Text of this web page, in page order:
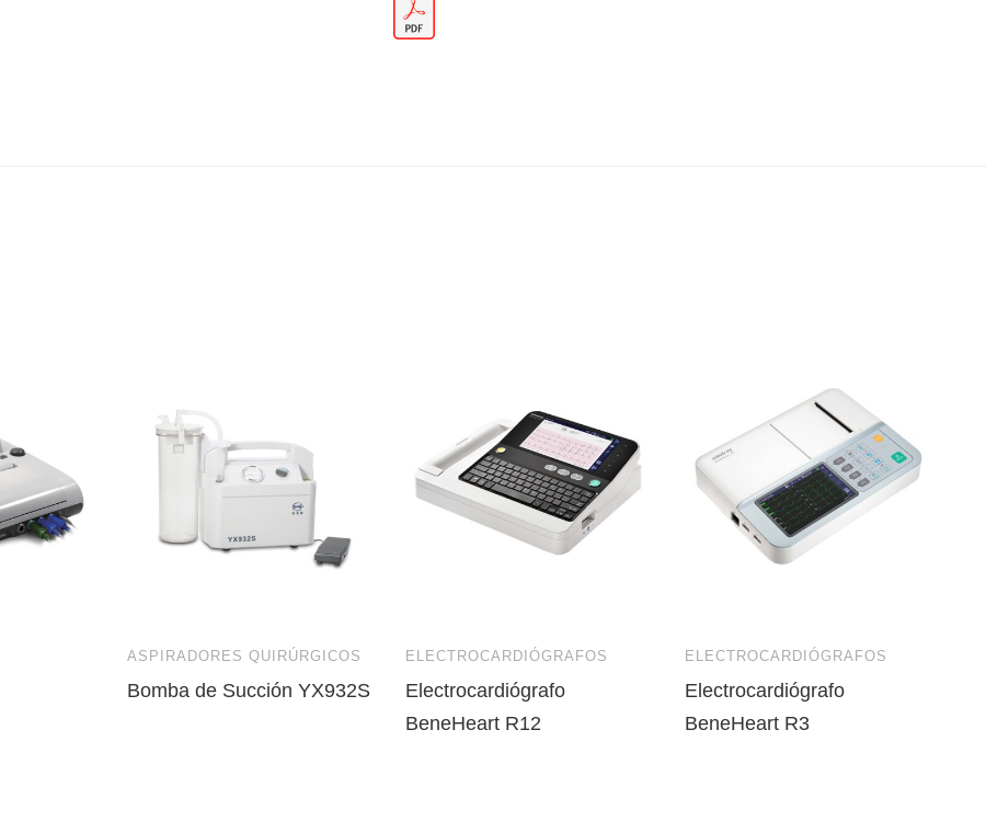
ASPIRADORES QUIRÚRGICOS
Bomba de Succión YX932S
ELECTROCARDIÓGRAFOS
Electrocardiógrafo
BeneHeart R12
ELECTROCARDIÓGRAFOS
Electrocardiógrafo
BeneHeart R3